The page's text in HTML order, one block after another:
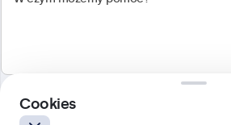
Polski
Cookies